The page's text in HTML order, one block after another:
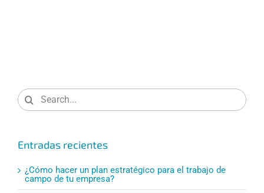
Search
for:
Entradas recientes
¿Cómo hacer un plan estratégico para el trabajo de
campo de tu empresa?